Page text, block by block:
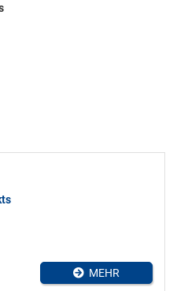
MEHR